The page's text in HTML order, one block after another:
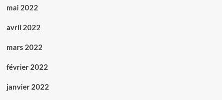
mai 2022
avril 2022
mars 2022
février 2022
janvier 2022